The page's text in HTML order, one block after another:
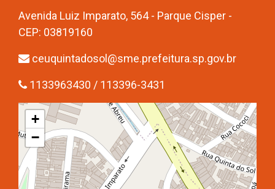
Avenida Luiz Imparato, 564 - Parque Cisper -
CEP: 03819160
ceuquintadosol@sme.prefeitura.sp.gov.br
1133963430 / 113396-3431
+
−